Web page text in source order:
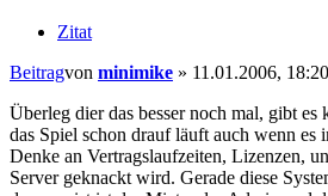
Zitat
Beitragvon minimike » 11.01.2006, 18:20
Überleg dier das besser noch mal, gibt es
das Spiel schon drauf läuft auch wenn es
Denke an Vertragslaufzeiten, Lizenzen,
Server geknackt wird. Gerade diese